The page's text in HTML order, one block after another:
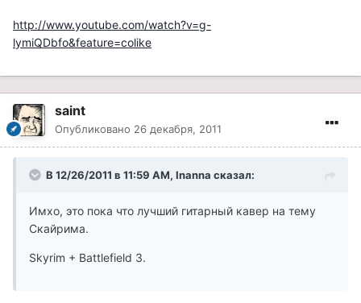
http://www.youtube.com/watch?v=g-
lymiQDbfo&feature=colike
saint
Опубликовано 26 декабря, 2011
В 12/26/2011 в 11:59 AM, Inanna сказал:
Имхо, это пока что лучший гитарный кавер на тему
Скайрима.
Skyrim + Battlefield 3.